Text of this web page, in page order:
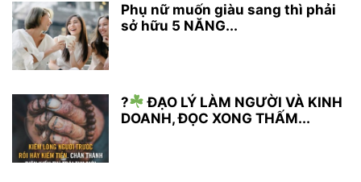
Phụ nữ muốn giàu sang thì phải
sở hữu 5 NĂNG...
?
ĐẠO LÝ LÀM NGƯỜI VÀ KINH
DOANH, ĐỌC XONG THẤM...